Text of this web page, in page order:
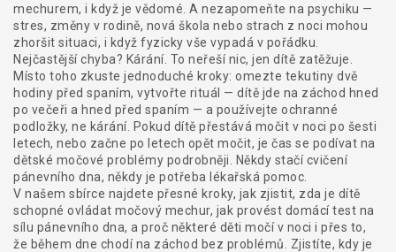
mechurem, i když je vědomé. A nezapomeňte na psychiku —
stres, změny v rodině, nová škola nebo strach z noci mohou
zhoršit situaci, i když fyzicky vše vypadá v pořádku.
Nejčastější chyba? Kárání. To neřeší nic, jen dítě zatěžuje.
Místo toho zkuste jednoduché kroky: omezte tekutiny dvě
hodiny před spaním, vytvořte rituál — dítě jde na záchod hned
po večeři a hned před spaním — a používejte ochranné
podložky, ne kárání. Pokud dítě přestává močit v noci po šesti
letech, nebo začne po letech opět močit, je čas se podívat na
dětské močové problémy podrobněji. Někdy stačí cvičení
pánevního dna, někdy je potřeba lékařská pomoc.
V našem sbírce najdete přesné kroky, jak zjistit, zda je dítě
schopné ovládat močový mechur, jak provést domácí test na
sílu pánevního dna, a proč některé děti močí v noci i přes to,
že během dne chodí na záchod bez problémů. Zjistíte, kdy je